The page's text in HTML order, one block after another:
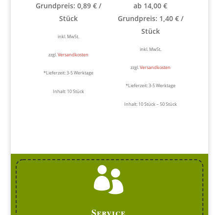
Grundpreis:0,89€ /
Stück
inkl. MwSt.
zzgl.Versandkosten
*Lieferzeit:3-5 Werktage
Inhalt: 10Stück
ab 14,00€
Grundpreis: 1,40 €/
Stück
inkl. MwSt.
zzgl.Versandkosten
*Lieferzeit:3-5 Werktage
Inhalt: 10Stück – 50Stück

Service